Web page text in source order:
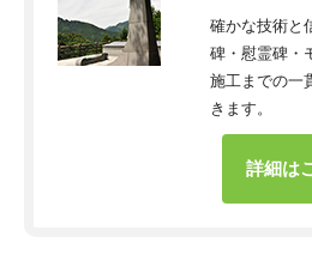
確かな技術と
碑・慰霊碑・
施工までの一
きます。
詳細は